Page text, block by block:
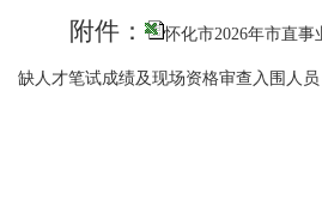
附件： 怀化市2026年市直
缺人才笔试成绩及现场资格审查入围人员